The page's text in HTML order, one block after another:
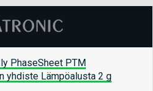
PhaseSheet PTM
yhdiste Lämpöalusta 2 g